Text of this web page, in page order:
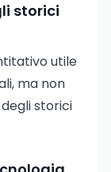
storici
utile
ma non
storici